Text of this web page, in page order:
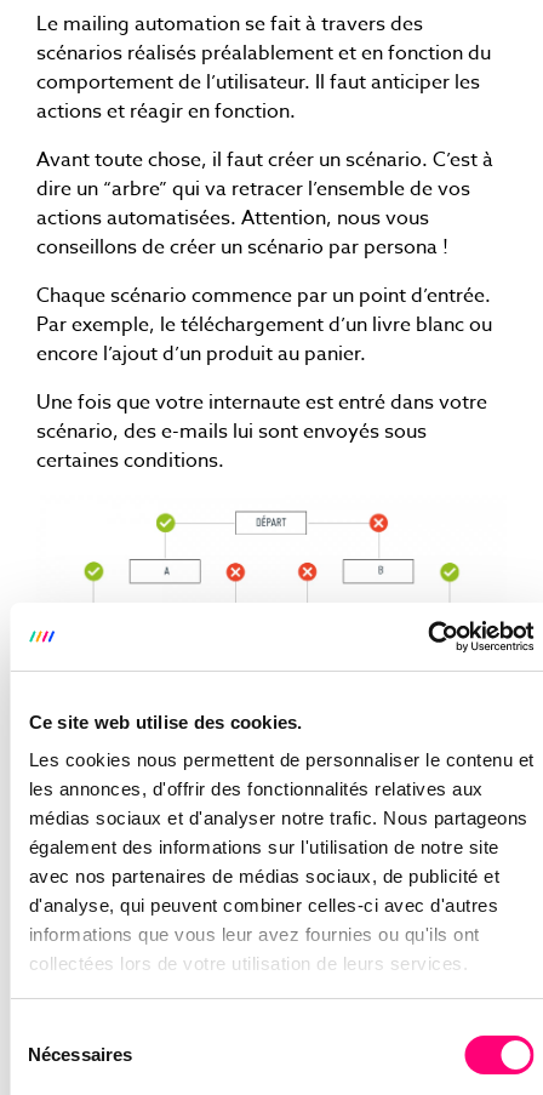
Ce site web utilise des cookies.
Les cookies nous permettent de personnaliser le contenu et
les annonces, d'offrir des fonctionnalités relatives aux
médias sociaux et d'analyser notre trafic. Nous partageons
également des informations sur l'utilisation de notre site
avec nos partenaires de médias sociaux, de publicité et
d'analyse, qui peuvent combiner celles-ci avec d'autres
informations que vous leur avez fournies ou qu'ils ont
collectées lors de votre utilisation de leurs services.
Nécessaires
Le mailing automation se fait à travers des
scénarios réalisés préalablement et en fonction du
comportement de l’utilisateur. Il faut anticiper les
actions et réagir en fonction.
Avant toute chose, il faut créer un scénario. C’est à
dire un “arbre” qui va retracer l’ensemble de vos
actions automatisées. Attention, nous vous
conseillons de créer un scénario par persona !
Chaque scénario commence par un point d’entrée.
Par exemple, le téléchargement d’un livre blanc ou
encore l’ajout d’un produit au panier.
Une fois que votre internaute est entré dans votre
scénario, des e-mails lui sont envoyés sous
certaines conditions.
départ, alors il reçoit le mail A. Si ce n’est pas le cas,
il reçoit le mail B. Si dans le mail A il clique sur le
CTA, alors il reçoit le mail C. Et ainsi de suite.
LES CONDITIONS
Les conditions qui vont déclencher quel mail
l’utilisateur va recevoir sont diverses. Il y a 2 types :
déclencher un scénario. Par exemple : l’envoi
d’un mail lorsque c’est l’anniversaire d’un